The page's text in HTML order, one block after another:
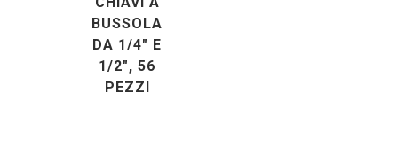
BUSSOLA
DA 1/4″ E
1/2″, 56
PEZZI